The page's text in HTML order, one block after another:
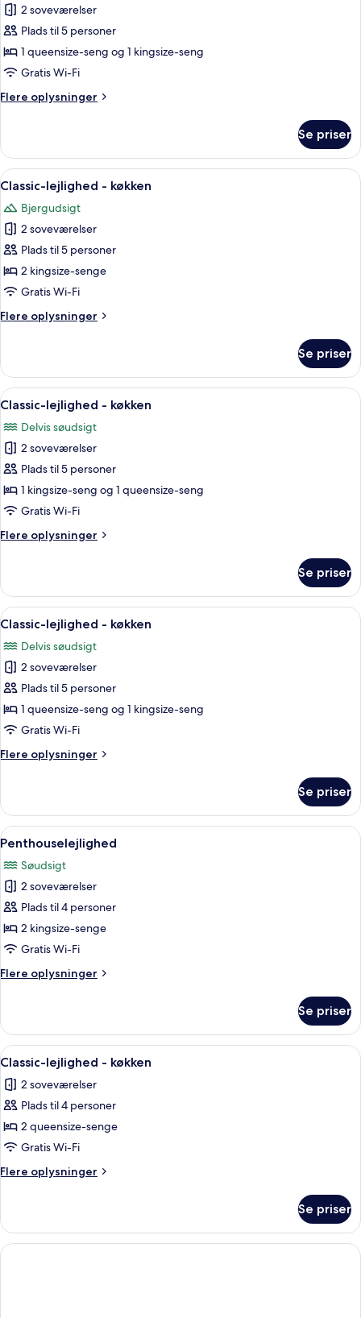
bjergudsigt
af
Classic-
lejlighed
-
soveværelser
2 soveværelser
Plads til 5 personer
1 queensize-seng og 1 kingsize-seng
Gratis Wi-Fi
Flere oplysninger
Flere
lejlighed
2
soveværelser
-
bjergudsigt
Se priser
Indlæs
alle
billeder
af
Classic-
lejlighed
-
Et værelse med seng, et lille bord,
1
Classic-lejlighed - køkken
Bjergudsigt
2 soveværelser
Plads til 5 personer
2 kingsize-senge
Gratis Wi-Fi
Flere oplysninger
Flere
lejlighed
køkken
Se priser
Indlæs
alle
billeder
af
Classic-
lejlighed
-
Et soveværelse med seng, bænk, et
1
Classic-lejlighed - køkken
Delvis søudsigt
2 soveværelser
Plads til 5 personer
1 kingsize-seng og 1 queensize-seng
Gratis Wi-Fi
Flere oplysninger
Flere
lejlighed
køkken
Se priser
Indlæs
alle
billeder
af
Classic-
lejlighed
-
Et lille værelse med seng, et lille
1
Classic-lejlighed - køkken
Delvis søudsigt
2 soveværelser
Plads til 5 personer
1 queensize-seng og 1 kingsize-seng
Gratis Wi-Fi
Flere oplysninger
Flere
lejlighed
køkken
Se priser
Indlæs
alle
billeder
af
Penthouselejlighed
Et loftsrum med højt til loftet,
1
Penthouselejlighed
Søudsigt
2 soveværelser
Plads til 4 personer
2 kingsize-senge
Gratis Wi-Fi
Flere oplysninger
Flere
Se priser
Indlæs
alle
billeder
af
Classic-
lejlighed
-
køkken
Et soveværelse med seng,
1
Classic-lejlighed - køkken
2 soveværelser
Plads til 4 personer
2 queensize-senge
Gratis Wi-Fi
Flere oplysninger
Flere
lejlighed
køkken
Se priser